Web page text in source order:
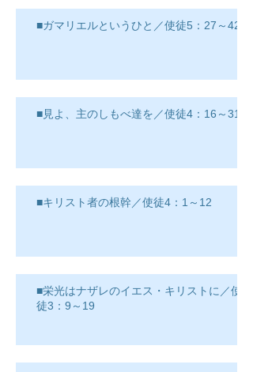
■ガマリエルというひと／使徒5：27～42
■見よ、主のしもべ達を／使徒4：16～31
■キリスト者の根幹／使徒4：1～12
■栄光はナザレのイエス・キリストに／使
徒3：9～19